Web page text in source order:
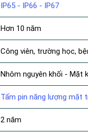
IP65 - IP66 - IP67
Hơn 10 năm
Công viên, trường học,
Nhôm nguyên khối - Mặt
Tấm pin năng lượng mặt
2 năm